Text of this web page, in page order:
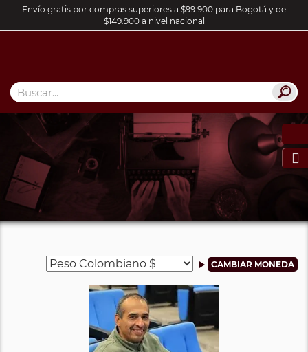
Envío gratis por compras superiores a $99.900 para Bogotá y de
$149.900 a nivel nacional
